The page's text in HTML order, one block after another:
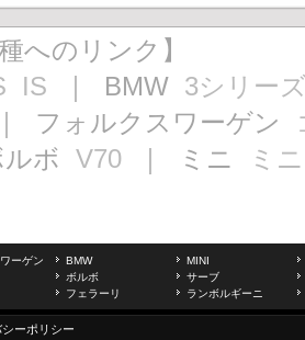
へのリンク】
IS ｜ BMW 3シリー
フォルクスワーゲン
ボ V70 ｜ ミニ ミニ
ーゲン BMW
MINI
ボルボ
サーブ
フェラーリ ランボルギーニ
ーポリシー